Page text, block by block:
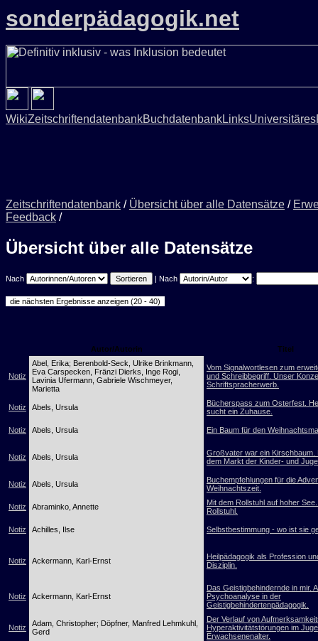
sonderpädagogik.net
WikiZeitschriftendatenbankBuchdatenbankLinksUniversitäres
Zeitschriftendatenbank / Übersicht über alle Datensätze /
Feedback /
Übersicht über alle Datensätze
Nach | Nach :
Autor/Autorin Titel
Notiz
Abel, Erika; Berenbold-Seck, Ulrike Brinkmann,
Eva Carspecken, Fränzi Dierks, Inge Rogi,
Lavinia Ufermann, Gabriele Wischmeyer,
Marietta
Vom Signalwortlesen zum
und Schreibbegriff. Unser
Schriftspracherwerb.
Notiz Abels, Ursula
Bücherspass zum Osterfest.
sucht ein Zuhause.
Notiz Abels, Ursula Ein Baum für den
Notiz Abels, Ursula
Großvater war ein Kirschbaum.
dem Markt der Kinder- und
Notiz Abels, Ursula
Buchempfehlungen für die
Weihnachtszeit.
Notiz Abraminko, Annette
Mit dem Rollstuhl auf hoher
Rollstuhl.
Notiz Achilles, Ilse Selbstbestimmung - wo ist sie
Notiz Ackermann, Karl-Ernst
Heilpädagogik als Profession
Disziplin.
Notiz Ackermann, Karl-Ernst
Das Geistigbehindernde in mir.
Psychoanalyse in der
Geistigbehindertenpädagogik.
Notiz
Adam, Christopher; Döpfner, Manfred Lehmkuhl,
Gerd
Der Verlauf von
Hyperaktivitätstörungen im
Erwachsenenalter.